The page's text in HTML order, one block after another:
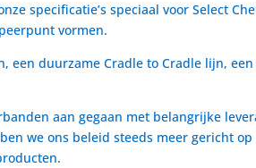
specificatie’s speciaal voor Select
vormen.
een duurzame Cradle to Cradle lijn,
aan gegaan met belangrijke
we ons beleid steeds meer gericht